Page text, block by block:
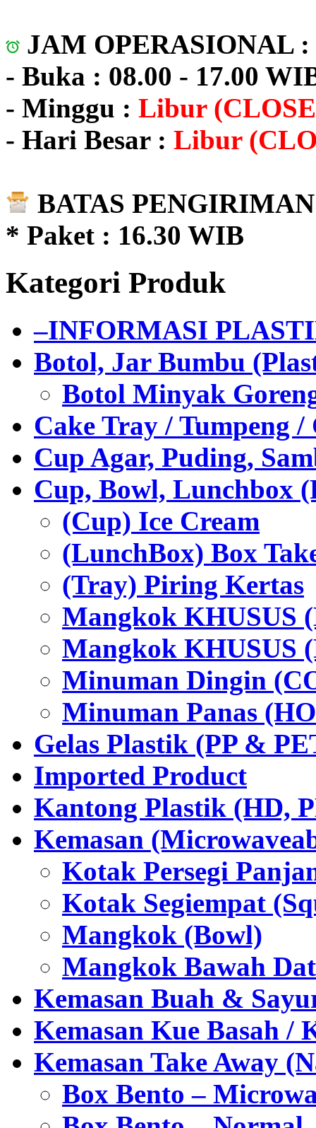
JAM OPERASIONAL :
- Buka : 08.00 - 17.00
- Minggu : Libur
- Hari Besar : Libur
BATAS
* Paket : 16.30 WIB
Kategori Produk
–INFORMASI
Botol, Jar Bumbu
Botol Minyak
Cake Tray / Tumpeng /
Cup Agar, Puding,
Cup, Bowl, Lunchbox
(Cup) Ice Cream
(LunchBox) Box
(Tray) Piring Kertas
Mangkok KHUSUS
Mangkok KHUSUS
Minuman Dingin
Minuman Panas
Gelas Plastik (PP &
Imported Product
Kantong Plastik (HD,
Kemasan
Kotak Persegi
Kotak Segiempat
Mangkok (Bowl)
Mangkok Bawah
Kemasan Buah &
Kemasan Kue Basah /
Kemasan Take Away
Box Bento –